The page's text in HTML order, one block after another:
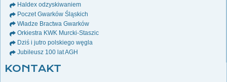
Haldex odzyskiwaniem
Poczet Gwarków Śląskich
Władze Bractwa Gwarków
Orkiestra KWK Murcki-Staszic
Dziś i jutro polskiego węgla
Jubileusz 100 lat AGH
KONTAKT